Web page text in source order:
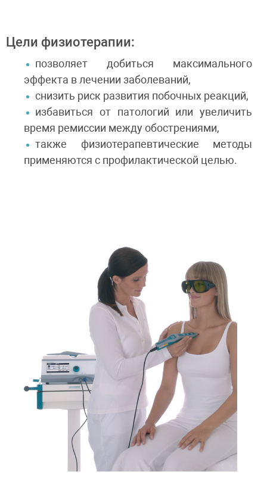
Цели физиотерапии:
позволяет добиться максимального
эффекта в лечении заболеваний,
снизить риск развития побочных реакций,
избавиться от патологий или увеличить
время ремиссии между обострениями,
также физиотерапевтические методы
применяются с профилактической целью.